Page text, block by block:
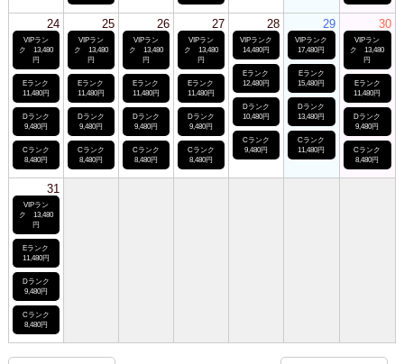
24
VIPラン
ク 13,480
円
Eランク
11,480円
Dランク
9,480円
Cランク
8,480円
25
VIPラン
ク 13,480
円
Eランク
11,480円
Dランク
9,480円
Cランク
8,480円
26
VIPラン
ク 13,480
円
Eランク
11,480円
Dランク
9,480円
Cランク
8,480円
27
VIPラン
ク 13,480
円
Eランク
11,480円
Dランク
9,480円
Cランク
8,480円
28
VIPランク
14,480円
Eランク
12,480円
Dランク
10,480円
Cランク
9,480円
29
VIPランク
17,480円
Eランク
15,480円
Dランク
13,480円
Cランク
11,480円
30
VIPラン
ク 13,480
円
Eランク
11,480円
Dランク
9,480円
Cランク
8,480円
31
VIPラン
ク 13,480
円
Eランク
11,480円
Dランク
9,480円
Cランク
8,480円